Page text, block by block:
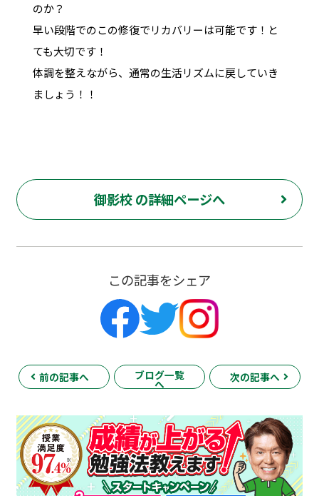
のか？
早い段階でのこの修復でリカバリーは可能です！と
ても大切です！
体調を整えながら、通常の生活リズムに戻していき
ましょう！！
御影校 の詳細ページへ
この記事をシェア
前の記事へ ブログ一覧
へ
次の記事へ